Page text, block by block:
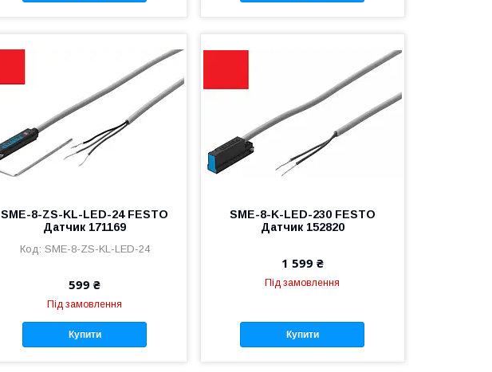
SME-8-ZS-KL-LED-24 FESTO
Датчик 171169
SME-8-ZS-KL-LED-24
599 ₴
Під замовлення
Купити
SME-8-K-LED-230 FESTO
Датчик 152820
1 599 ₴
Під замовлення
Купити